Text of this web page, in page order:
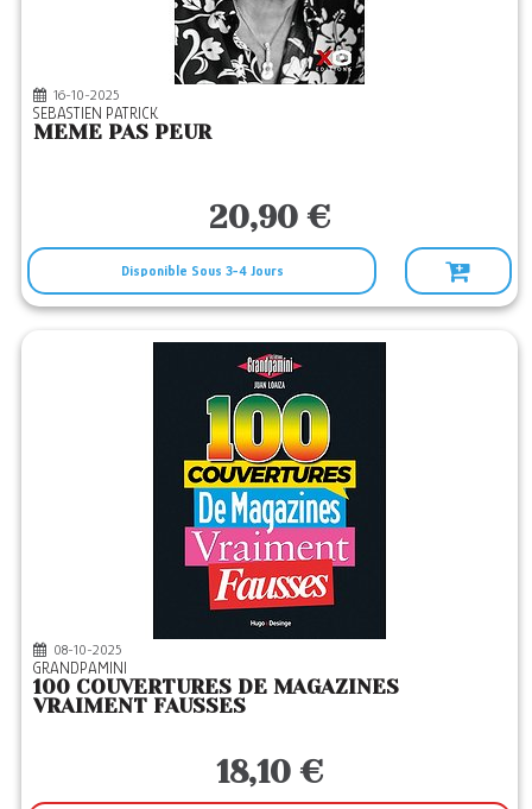
16-10-2025
SEBASTIEN PATRICK
MEME PAS PEUR
20,90 €
Disponible Sous 3-4 Jours
08-10-2025
GRANDPAMINI
100 COUVERTURES DE MAGAZINES
VRAIMENT FAUSSES
18,10 €